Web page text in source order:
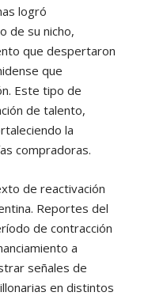
logró
de su nicho,
que despertaron
que
Este tipo de
de talento,
la
compradoras.
de reactivación
Reportes del
de contracción
a
señales de
en distintos